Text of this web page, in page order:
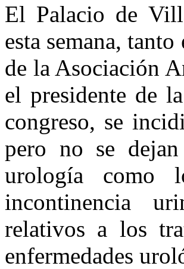
El Palacio de
esta semana,
de la Asociación
el presidente de
congreso, se
pero no se
urología
incontinencia
relativos a los
enfermedades